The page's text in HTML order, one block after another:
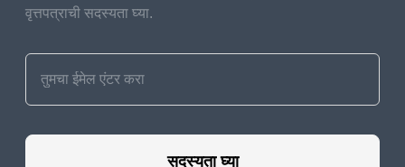
वृत्तपत्राची सदस्यता घ्या.
सदस्यता घ्या